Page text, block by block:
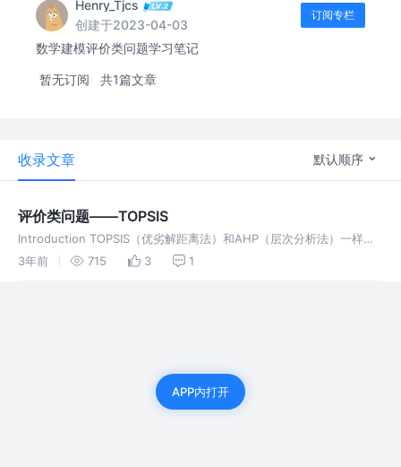
Henry_Tjcs
创建于2023-04-03
订阅专栏
数学建模评价类问题学习笔记
暂无订阅 共1篇文章
收录文章 默认顺序
评价类问题——TOPSIS
Introduction TOPSIS（优劣解距离法）和AHP（层次分析法）一样是
综合评价方法，用于解决评价类问题。 相对于TOPSIS，AHP有如下局
3年前 715 3 1
APP内打开